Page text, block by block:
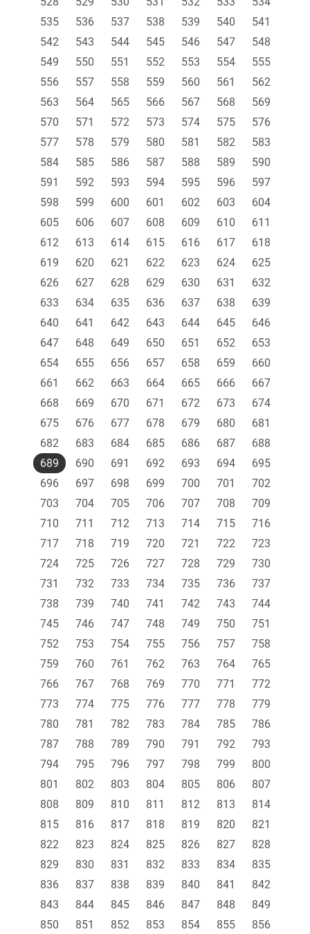
535
536 537 538 539 540
541
542
543 544 545 546 547
548
549
550 551 552 553 554
555
556
557 558 559 560 561
562
563
564 565 566 567 568
569
570
571 572 573 574 575
576
577
578 579 580 581 582
583
584
585 586 587 588 589
590
591
592 593 594 595 596
597
598
599 600 601 602 603
604
605
606 607 608 609 610
611
612
613 614 615 616 617
618
619
620 621 622 623 624
625
626
627 628 629 630 631
632
633
634 635 636 637 638
639
640
641 642 643 644 645
646
647
648 649 650 651 652
653
654
655 656 657 658 659
660
661
662 663 664 665 666
667
668
669 670 671 672 673
674
675
676 677 678 679 680
681
682
683 684 685 686 687
688
689
690 691 692 693 694
695
696
697 698 699 700 701
702
703
704 705 706 707 708
709
710
711 712 713 714 715
716
717
718 719 720 721 722
723
724
725 726 727 728 729
730
731
732 733 734 735 736
737
738
739 740 741 742 743
744
745
746 747 748 749 750
751
752
753 754 755 756 757
758
759
760 761 762 763 764
765
766
767 768 769 770 771
772
773
774 775 776 777 778
779
780
781 782 783 784 785
786
787
788 789 790 791 792
793
794
795 796 797 798 799
800
801
802 803 804 805 806
807
808
809 810 811 812 813
814
815
816 817 818 819 820
821
822
823 824 825 826 827
828
829
830 831 832 833 834
835
836
837 838 839 840 841
842
843
844 845 846 847 848
849
850
851 852 853 854 855
856